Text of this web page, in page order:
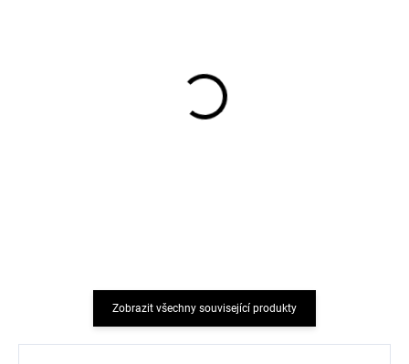
Zobrazit všechny související produkty